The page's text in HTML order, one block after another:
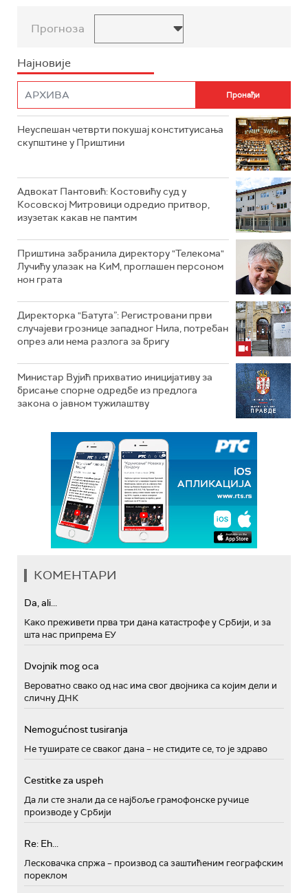
Прогноза
Најновије
Неуспешан четврти покушај конституисања
скупштине у Приштини
Адвокат Пантовић: Костовићу суд у
Косовској Митровици одредио притвор,
изузетак какав не памтим
Приштина забранила директору "Телекома"
Лучићу улазак на КиМ, проглашен персоном
нон грата
Директорка "Батута”: Регистровани први
случајеви грознице западног Нила, потребан
опрез али нема разлога за бригу
Министар Вујић прихватио иницијативу за
брисање спорне одредбе из предлога
закона o јавном тужилаштву
КОМЕНТАРИ
Da, ali...
Како преживети прва три дана катастрофе у Србији, и за
шта нас припрема ЕУ
Dvojnik mog oca
Вероватно свако од нас има свог двојника са којим дели и
сличну ДНК
Nemogućnost tusiranja
Не туширате се сваког дана – не стидите се, то је здраво
Cestitke za uspeh
Да ли сте знали да се најбоље грамофонске ручице
производе у Србији
Re: Eh...
Лесковачка спржа – производ са заштићеним географским
пореклом